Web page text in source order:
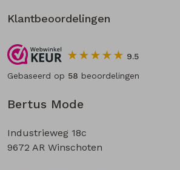
Bertus Mode
Industrieweg 18c
9672 AR Winschoten
Klantbeoordelingen
9.5
Gebaseerd op 58 beoordelingen